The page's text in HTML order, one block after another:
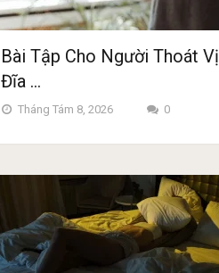
Bài Tập Cho Người Thoát Vị
Đĩa …
Tháng Tám 8, 2026 0